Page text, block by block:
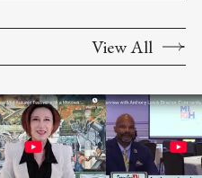
View All